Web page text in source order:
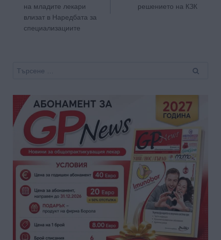
на младите лекари
влизат в Наредбата за
специализациите
решението на КЗК
Търсене